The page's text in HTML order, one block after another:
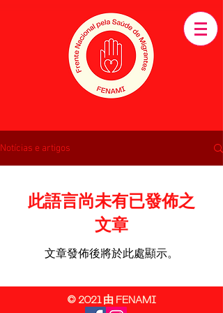
Notícias e artigos
此語言尚未有已發佈之
文章
文章發佈後將於此處顯示。
© 2021 由 FENAMI